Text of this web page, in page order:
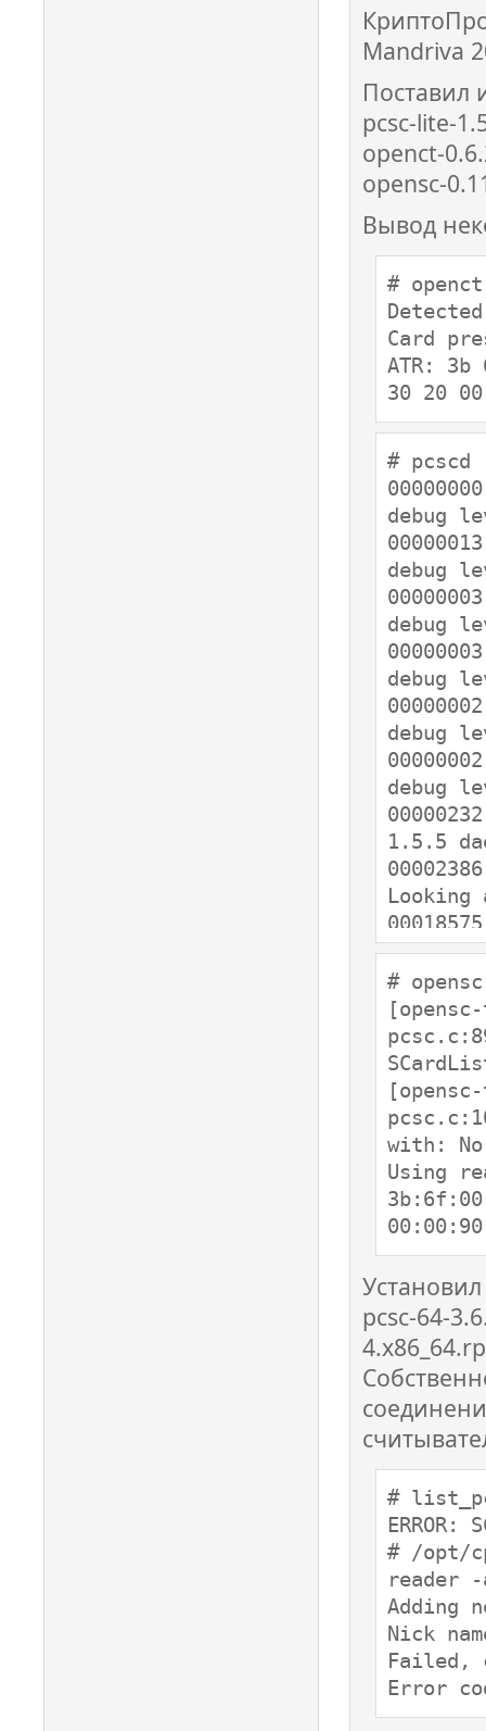
Mandriva
Поставил
pcsc-lite-
openct-
opensc-
Вывод
#
Card
ATR:
30 20
# pcscd
debug
debug
debug
debug
debug
debug
1.5.5
Looking
Looking
Looking
Looking
#
with:
Using
pcsc-64-
#
ERROR:
# /opt/
reader
Adding
Nick
Failed,
Error